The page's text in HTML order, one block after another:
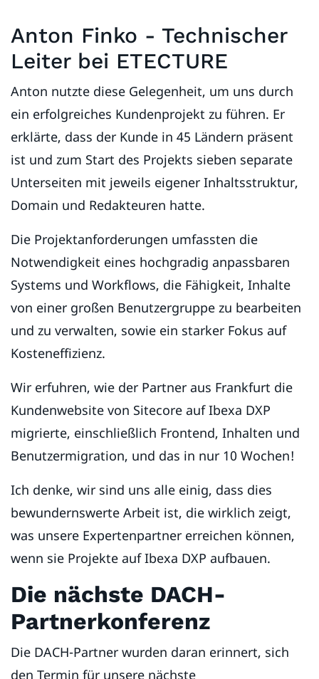
Anton Finko - Technischer
Leiter bei ETECTURE
Anton nutzte diese Gelegenheit, um uns durch
ein erfolgreiches Kundenprojekt zu führen. Er
erklärte, dass der Kunde in 45 Ländern präsent
ist und zum Start des Projekts sieben separate
Unterseiten mit jeweils eigener Inhaltsstruktur,
Domain und Redakteuren hatte.
Die Projektanforderungen umfassten die
Notwendigkeit eines hochgradig anpassbaren
Systems und Workflows, die Fähigkeit, Inhalte
von einer großen Benutzergruppe zu bearbeiten
und zu verwalten, sowie ein starker Fokus auf
Kosteneffizienz.
Wir erfuhren, wie der Partner aus Frankfurt die
Kundenwebsite von Sitecore auf Ibexa DXP
migrierte, einschließlich Frontend, Inhalten und
Benutzermigration, und das in nur 10 Wochen!
Ich denke, wir sind uns alle einig, dass dies
bewundernswerte Arbeit ist, die wirklich zeigt,
was unsere Expertenpartner erreichen können,
wenn sie Projekte auf Ibexa DXP aufbauen.
Die nächste DACH-
Partnerkonferenz
Die DACH-Partner wurden daran erinnert, sich
den Termin für unsere nächste